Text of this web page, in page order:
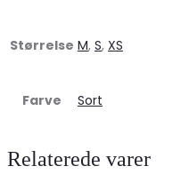
Størrelse M, S, XS
Farve Sort
Relaterede varer